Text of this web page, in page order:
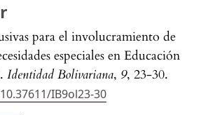
para el involucramiento de
especiales en Educación
Identidad Bolivariana, 9, 23-30.
IB9ol23-30